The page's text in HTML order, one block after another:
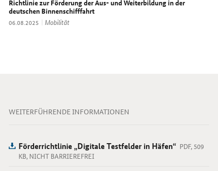
Richtlinie zur Förderung der Aus- und Weiterbildung in der
deutschen Binnenschifffahrt
Datum:
06.08.2025 Thema:
Mobilität
WEITERFÜHRENDE INFORMATIONEN
Förderrichtlinie „Digitale Testfelder in Häfen“ PDF, 509
KB, NICHT BARRIEREFREI